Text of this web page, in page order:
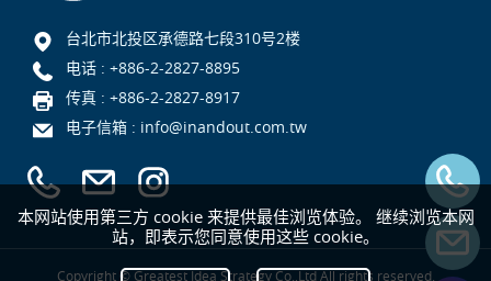
本网站使用第三方 cookie 来提供最佳浏览体验。 继续浏览本网
站，即表示您同意使用这些 cookie。
台北市北投区承德路七段310号2楼
电话 : +886-2-2827-8895
传真 : +886-2-2827-8917
电子信箱 : info@inandout.com.tw
Copyright © Greatest Idea Strategy Co.,Ltd All rights reserved.